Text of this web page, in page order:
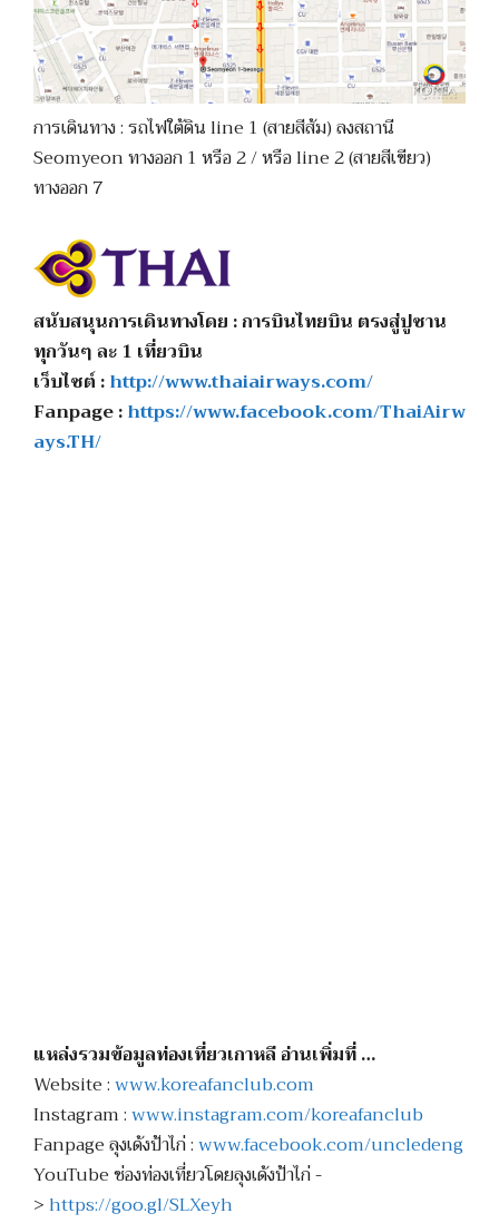
การเดินทาง : รถไฟใต้ดิน line 1 (สายสีส้ม) ลงสถานี
Seomyeon ทางออก 1 หรือ 2 / หรือ line 2 (สายสีเขียว)
ทางออก 7
สนับสนุนการเดินทางโดย : การบินไทยบิน ตรงสู่ปูซาน
ทุกวันๆ ละ 1 เที่ยวบิน
เว็บไซต์ :http://www.thaiairways.com/
Fanpage :https://www.facebook.com/ThaiAirw
ays.TH/
แหล่งรวมข้อมูลท่องเที่ยวเกาหลี อ่านเพิ่มที่ …
Website :www.koreafanclub.com
Instagram :www.instagram.com/koreafanclub
Fanpage ลุงเด้งป้าไก่ :www.facebook.com/uncledeng
YouTube ช่องท่องเที่ยวโดยลุงเด้งป้าไก่ -
>https://goo.gl/SLXeyh